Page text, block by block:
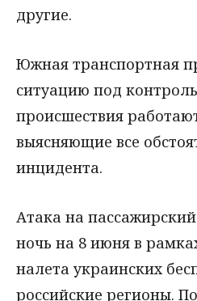
другие.
Южная транспортная
ситуацию под
происшествия
выясняющие все
инцидента.
Атака на
ночь на 8 июня в
налета украинских
российские регионы.